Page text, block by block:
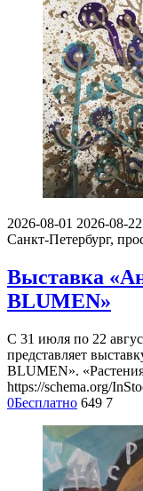
2026-08-01 2026-08-22
Санкт-Петербург,
Выставка
BLUMEN»
С 31 июля по 22
представляет
BLUMEN».
https://schema.org/
0Бесплатно 649 7